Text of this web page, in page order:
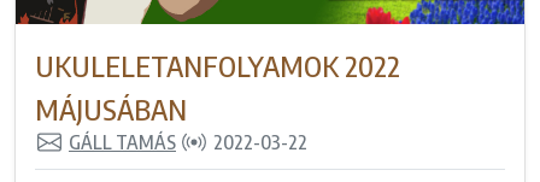
UKULELETANFOLYAMOK 2022
MÁJUSÁBAN
GÁLL TAMÁS 2022-03-22